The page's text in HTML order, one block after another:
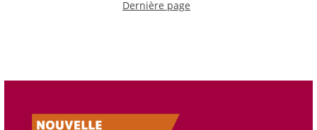
Dernière page